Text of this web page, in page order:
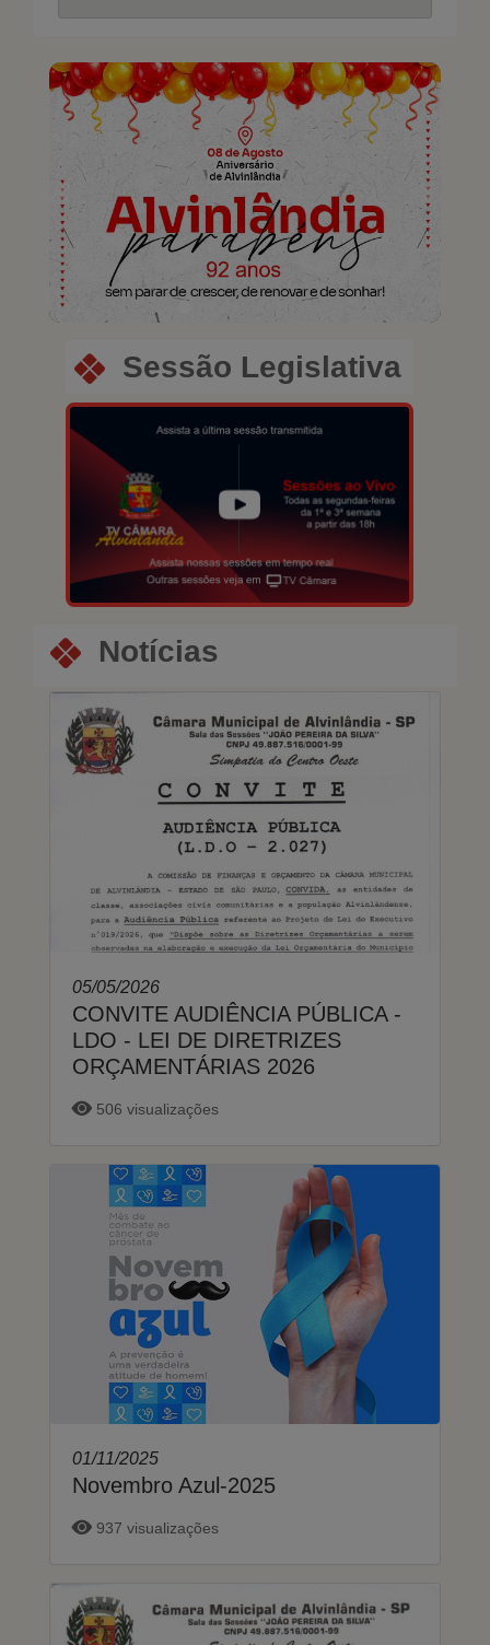
Previous Next
Sessão Legislativa
Notícias
05/05/2026
CONVITE AUDIÊNCIA PÚBLICA -
LDO - LEI DE DIRETRIZES
ORÇAMENTÁRIAS 2026
506 visualizações
01/11/2025
Novembro Azul-2025
937 visualizações